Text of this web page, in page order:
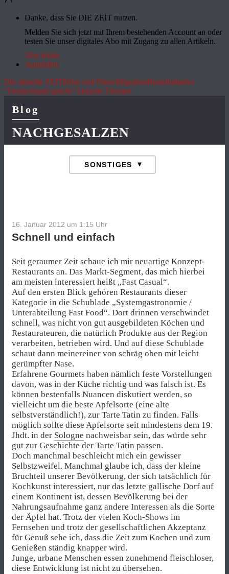
Danke, dass Sie DIE ZEIT nutzen.
Melden Sie sich jetzt mit Ihrem bestehenden Account an oder
testen Sie unser digitales Abo mit Zugang zu allen Artikeln.
Abo testen
Anmelden
Die aktuelle ZEITHitze und DürreMigrationRenteInitiative
"Deutschland spricht"Aktuelle Themen
Blog
NACHGESALZEN
16. Januar 2012 um 1:15 Uhr
Schnell und einfach
Seit geraumer Zeit schaue ich mir neuartige Konzept-
Restaurants an. Das Markt-Segment, das mich hierbei
am meisten interessiert heißt „Fast Casual“.
Auf den ersten Blick gehören Restaurants dieser
Kategorie in die Schublade „Systemgastronomie /
Unterabteilung Fast Food“. Dort drinnen verschwindet
schnell, was nicht von gut ausgebildeten Köchen und
Restaurateuren, die natürlich Produkte aus der Region
verarbeiten, betrieben wird. Und auf diese Schublade
schaut dann meinereiner von schräg oben mit leicht
gerümpfter Nase.
Erfahrene Gourmets haben nämlich feste Vorstellungen
davon, was in der Küche richtig und was falsch ist. Es
können bestenfalls Nuancen diskutiert werden, so
vielleicht um die beste Apfelsorte (eine alte
selbstverständlich!), zur Tarte Tatin zu finden. Falls
möglich sollte diese Apfelsorte seit mindestens dem 19.
Jhdt. in der Sologne nachweisbar sein, das würde sehr
gut zur Geschichte der Tarte Tatin passen.
Doch manchmal beschleicht mich ein gewisser
Selbstzweifel. Manchmal glaube ich, dass der kleine
Bruchteil unserer Bevölkerung, der sich tatsächlich für
Kochkunst interessiert, nur das letzte gallische Dorf auf
einem Kontinent ist, dessen Bevölkerung bei der
Nahrungsaufnahme ganz andere Interessen als die Sorte
der Äpfel hat. Trotz der vielen Koch-Shows im
Fernsehen und trotz der gesellschaftlichen Akzeptanz
für Genuß sehe ich, dass die Zeit zum Kochen und zum
Genießen ständig knapper wird.
Junge, urbane Menschen essen zunehmend fleischloser,
diese Entwicklung ist nicht zu übersehen.